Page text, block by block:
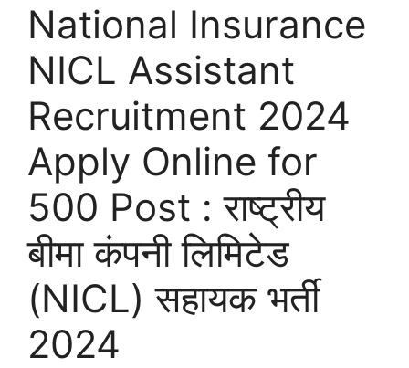
National Insurance
NICL Assistant
Recruitment 2024
Apply Online for
500 Post : राष्ट्रीय
बीमा कंपनी लिमिटेड
(NICL) सहायक भर्ती
2024